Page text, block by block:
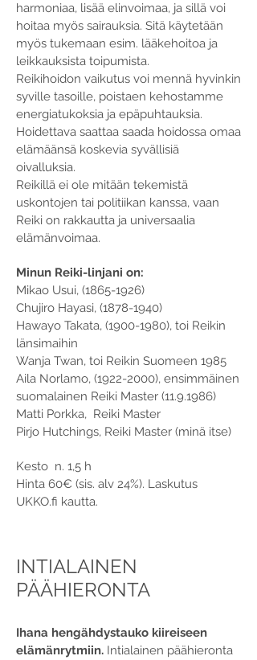
harmoniaa, lisää elinvoimaa, ja sillä voi
hoitaa myös sairauksia. Sitä käytetään
myös tukemaan esim. lääkehoitoa ja
leikkauksista toipumista.
Reikihoidon vaikutus voi mennä hyvinkin
syville tasoille, poistaen kehostamme
energiatukoksia ja epäpuhtauksia.
Hoidettava saattaa saada hoidossa omaa
elämäänsä koskevia syvällisiä
oivalluksia.
Reikillä ei ole mitään tekemistä
uskontojen tai politiikan kanssa, vaan
Reiki on rakkautta ja universaalia
elämänvoimaa.
Minun Reiki-linjani on:
Mikao Usui, (1865-1926)
Chujiro Hayasi, (1878-1940)
Hawayo Takata, (1900-1980), toi Reikin
länsimaihin
Wanja Twan, toi Reikin Suomeen 1985
Aila Norlamo, (1922-2000), ensimmäinen
suomalainen Reiki Master (11.9.1986)
Matti Porkka, Reiki Master
Pirjo Hutchings, Reiki Master (minä itse)
Kesto n. 1,5 h
Hinta 60€ (sis. alv 24%). Laskutus
UKKO.fi kautta.
INTIALAINEN
PÄÄHIERONTA
Ihana hengähdystauko kiireiseen
elämänrytmiin. Intialainen päähieronta